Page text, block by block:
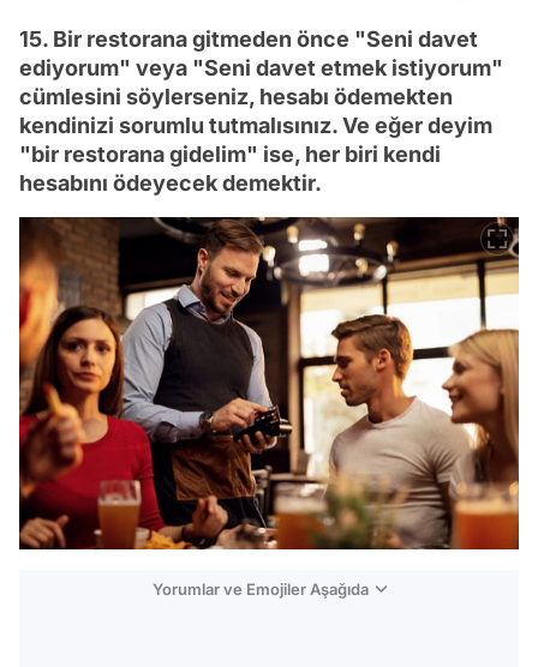
15. Bir restorana gitmeden önce "Seni davet
ediyorum" veya "Seni davet etmek istiyorum"
cümlesini söylerseniz, hesabı ödemekten
kendinizi sorumlu tutmalısınız. Ve eğer deyim
"bir restorana gidelim" ise, her biri kendi
hesabını ödeyecek demektir.
Yorumlar ve Emojiler Aşağıda